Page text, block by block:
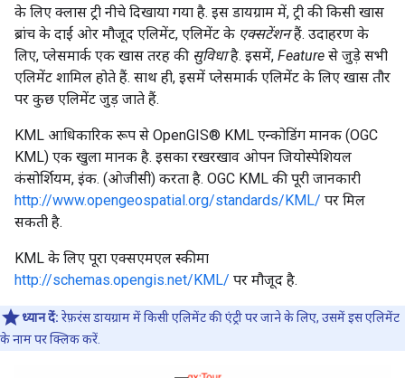
के लिए क्लास ट्री नीचे दिखाया गया है. इस डायग्राम में, ट्री की किसी खास
ब्रांच के दाईं ओर मौजूद एलिमेंट, एलिमेंट के एक्सटेंशनहैं. उदाहरण के
लिए, प्लेसमार्क एक खास तरह की सुविधाहै. इसमें, Feature से जुड़े सभी
एलिमेंट शामिल होते हैं. साथ ही, इसमें प्लेसमार्क एलिमेंट के लिए खास तौर
पर कुछ एलिमेंट जुड़ जाते हैं.
KML आधिकारिक रूप से OpenGIS® KML एन्कोडिंग मानक (OGC
KML) एक खुला मानक है. इसका रखरखाव ओपन जियोस्पेशियल
कंसोर्शियम, इंक. (ओजीसी) करता है. OGC KML की पूरी जानकारी
http://www.opengeospatial.org/standards/KML/ पर मिल
सकती है.
KML के लिए पूरा एक्सएमएल स्कीमा
http://schemas.opengis.net/KML/ पर मौजूद है.
ध्यान दें: रेफ़रंस डायग्राम में किसी एलिमेंट की एंट्री पर जाने के लिए, उसमें इस एलिमेंट
के नाम पर क्लिक करें.